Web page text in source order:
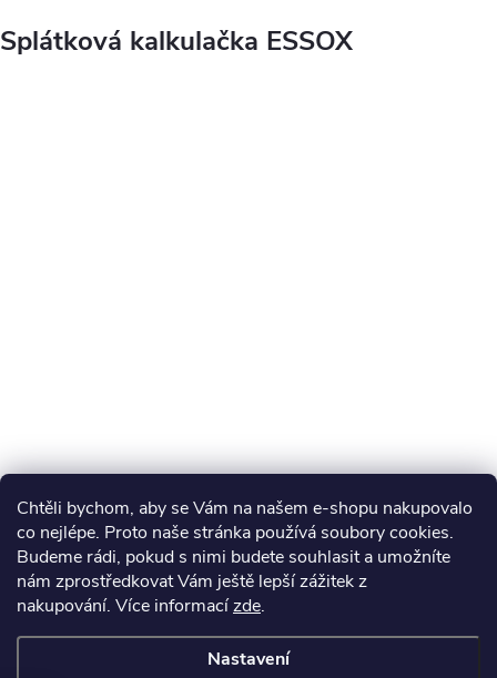
Chtěli bychom, aby se Vám na našem e-shopu nakupovalo
co nejlépe. Proto naše stránka používá soubory cookies.
Budeme rádi, pokud s nimi budete souhlasit a umožníte
nám zprostředkovat Vám ještě lepší zážitek z
nakupování. Více informacízde.
Nastavení
Splátková kalkulačka ESSOX